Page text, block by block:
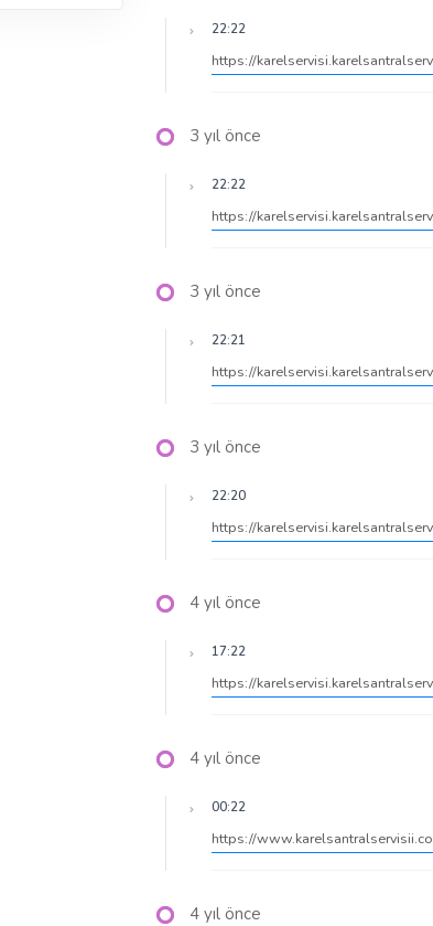
22:22
https://
3 yıl önce
22:22
https://
3 yıl önce
22:21
https://
3 yıl önce
22:20
https://
4 yıl önce
17:22
https://
4 yıl önce
00:22
https://
4 yıl önce